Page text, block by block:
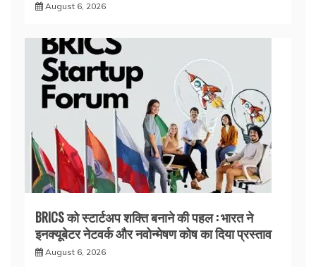
August 6, 2026
BRICS को स्टार्टअप शक्ति बनाने की पहल : भारत ने
इनक्यूबेटर नेटवर्क और नवोन्मेषण कोष का दिया प्रस्ताव
August 6, 2026